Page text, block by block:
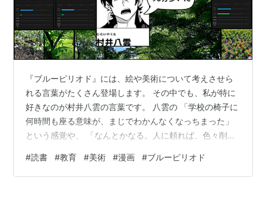
『ブルーピリオド』には、絵や美術について考えさせら
れる言葉がたくさん登場します。 その中でも、私が特に
好きなのが村井八雲の言葉です。 八雲の 「学校の椅子に
何時間も座る意味が、まじでわかんなくなっちまった」
という感覚や、 「なんとかなる。人に頼れば、色々削れ
には、きれいごとだけでは語れない現実があります。 私
は学生時代、親の離婚をきっかけに貧困を経験し、高校2
#読書 #教育 #美術 #漫画 #ブルーピリオド